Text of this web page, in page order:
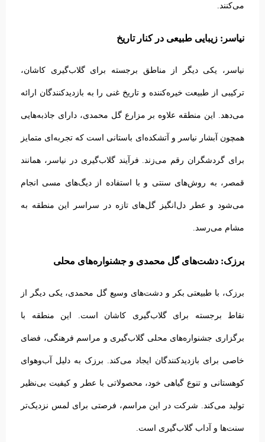
می‌کنند.
نیاسر: زیبایی طبیعی در کنار تاریخ
نیاسر، یکی دیگر از مناطق برجسته برای گلاب‌گیری کاشان،
ترکیبی از طبیعت خیره‌کننده و تاریخ غنی را به بازدیدکنندگان ارائه
می‌دهد. این منطقه علاوه بر مزارع گل محمدی، دارای جاذبه‌هایی
همچون آبشار نیاسر و آتشکده‌ای باستانی است که تجربه‌ای متمایز
برای گردشگران رقم می‌زند. فرآیند گلاب‌گیری در نیاسر، همانند
قمصر، به روش‌های سنتی و با استفاده از دیگ‌های مسی انجام
می‌شود و عطر دل‌انگیز گل‌های تازه در سراسر این منطقه به
مشام می‌رسد.
برزک: دشت‌های گل محمدی و جشنواره‌های محلی
برزک، با طبیعتی بکر و دشت‌های وسیع گل محمدی، یکی دیگر از
نقاط برجسته برای گلاب‌گیری کاشان است. این منطقه با
برگزاری جشنواره‌های محلی گلاب‌گیری و مراسم فرهنگی، فضای
خاصی برای بازدیدکنندگان ایجاد می‌کند. برزک به دلیل آب‌وهوای
کوهستانی و تنوع گیاهی خود، محصولاتی با عطر و کیفیت بی‌نظیر
تولید می‌کند. شرکت در این مراسم، فرصتی برای لمس نزدیک‌تر
سنت‌ها و آداب گلاب‌گیری است.